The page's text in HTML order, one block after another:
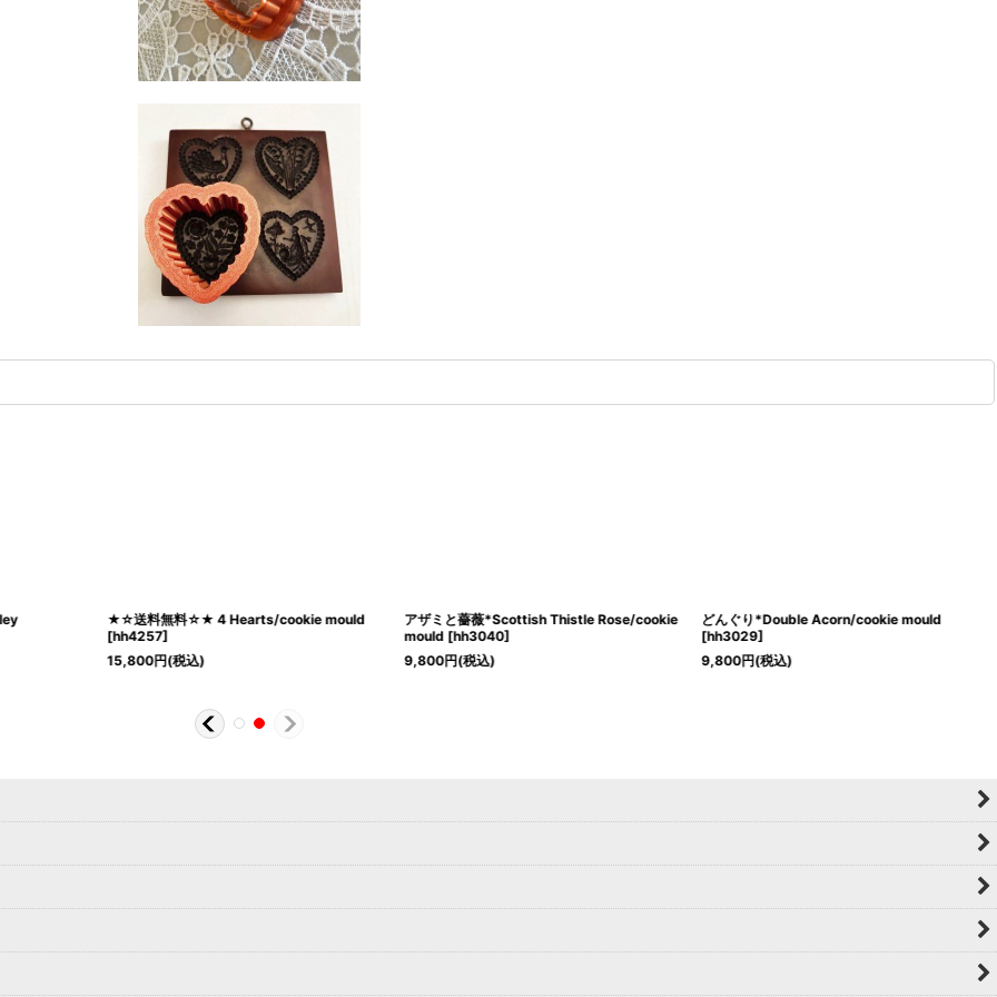
★☆送料無料☆★ 4 Hearts/cookie mould
[hh4257]
15,800円(税込)
アザミと薔薇*Scottish Thistle Rose/cookie
mould [hh3040]
9,800円(税込)
どんぐり*Double Acorn/cookie mould
[hh3029]
9,800円(税込)